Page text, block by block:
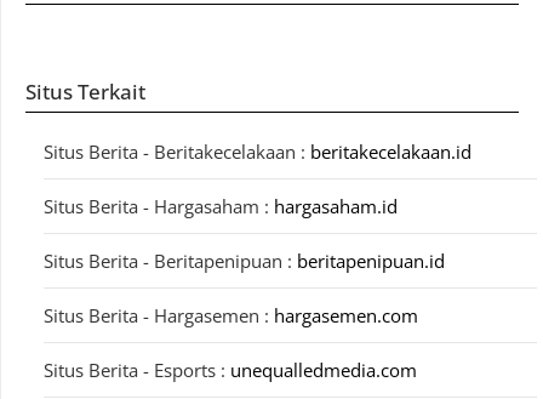
Situs Terkait
Situs Berita - Beritakecelakaan : beritakecelakaan.id
Situs Berita - Hargasaham : hargasaham.id
Situs Berita - Beritapenipuan : beritapenipuan.id
Situs Berita - Hargasemen : hargasemen.com
Situs Berita - Esports : unequalledmedia.com